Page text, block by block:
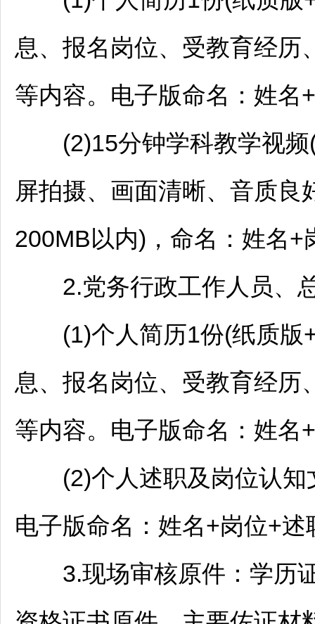
息、报名岗位、受教育经历
等内容。电子版命名：姓名
(2)15分钟学科教学视频(
屏拍摄、画面清晰、音质良
200MB以内)，命名：姓名+
2.党务行政工作人员、总
(1)个人简历1份(纸质版+
息、报名岗位、受教育经历
等内容。电子版命名：姓名
(2)个人述职及岗位认知
电子版命名：姓名+岗位+
3.现场审核原件：学历证